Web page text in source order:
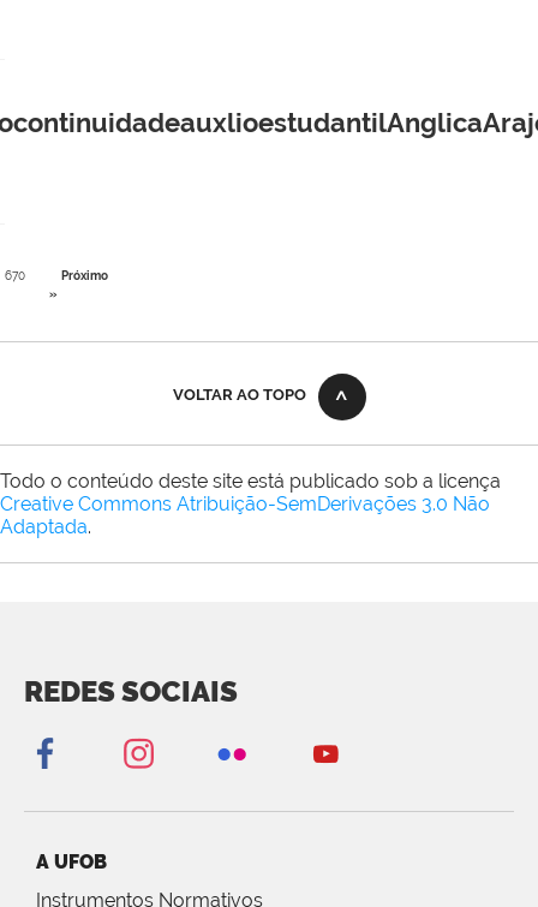
670
Próximo
»
VOLTAR AO TOPO
Todo o conteúdo deste site está publicado sob a licença
Creative Commons Atribuição-SemDerivações 3.0 Não
Adaptada.
REDES SOCIAIS
A UFOB
Instrumentos Normativos